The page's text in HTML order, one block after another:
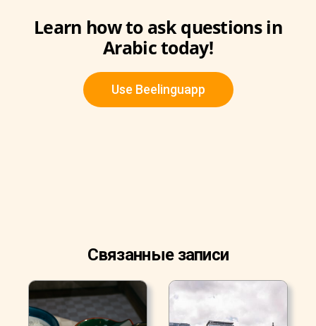
Learn how to ask questions in
Arabic today!
Use Beelinguapp
Связанные записи